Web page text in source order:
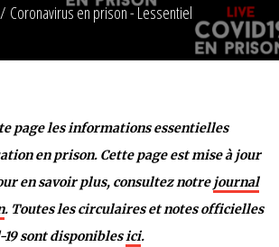
Coronavirus en prison - Lessentiel
page les informations essentielles
en prison. Cette page est mise à jour
en savoir plus, consultez notre journal
. Toutes les circulaires et notes officielles
sont disponiblesici.